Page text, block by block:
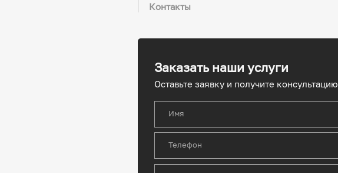
Контакты
Заказать наши услуги
Оставьте заявку и получите консультацию
Имя
Телефон